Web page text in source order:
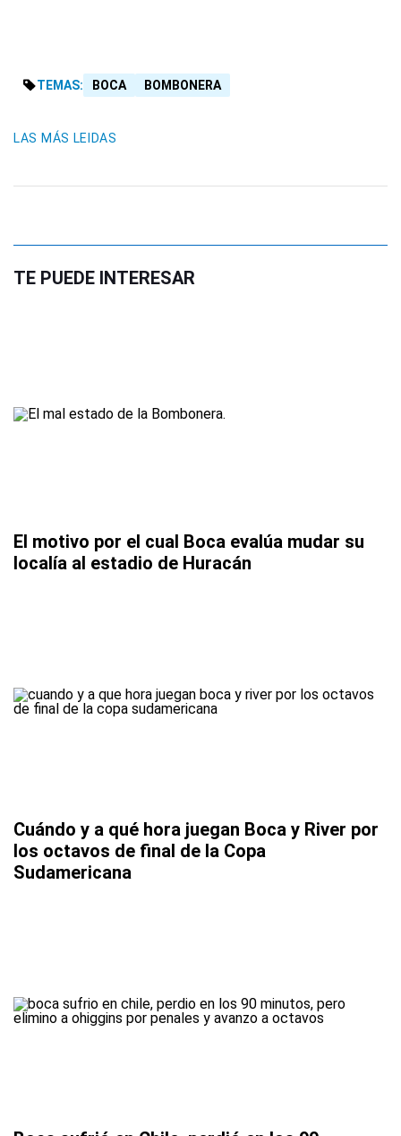
TEMAS: BOCA BOMBONERA
LAS MÁS LEIDAS
TE PUEDE INTERESAR
El motivo por el cual Boca evalúa mudar su
localía al estadio de Huracán
Cuándo y a qué hora juegan Boca y River por
los octavos de final de la Copa
Sudamericana